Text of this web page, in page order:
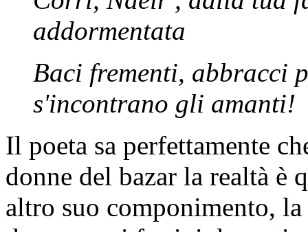
addormentata
Baci frementi, abbracci
s'incontrano gli amanti!
Il poeta sa perfettamente
donne del bazar la realtà è
altro suo componimento,